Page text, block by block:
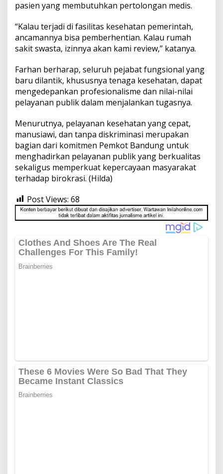
pasien yang membutuhkan pertolongan medis.
“Kalau terjadi di fasilitas kesehatan pemerintah,
ancamannya bisa pemberhentian. Kalau rumah
sakit swasta, izinnya akan kami review,” katanya.
Farhan berharap, seluruh pejabat fungsional yang
baru dilantik, khususnya tenaga kesehatan, dapat
mengedepankan profesionalisme dan nilai-nilai
pelayanan publik dalam menjalankan tugasnya.
Menurutnya, pelayanan kesehatan yang cepat,
manusiawi, dan tanpa diskriminasi merupakan
bagian dari komitmen Pemkot Bandung untuk
menghadirkan pelayanan publik yang berkualitas
sekaligus memperkuat kepercayaan masyarakat
terhadap birokrasi. (Hilda)
Post Views: 68